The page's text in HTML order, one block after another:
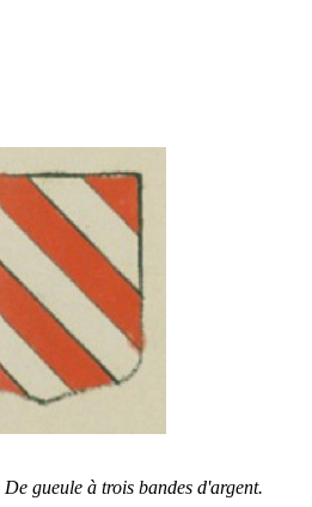
De gueule à trois bandes d'argent.